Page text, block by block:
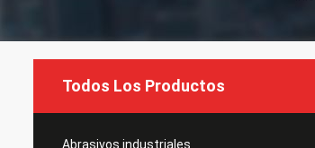
Todos Los Productos
Abrasivos industriales